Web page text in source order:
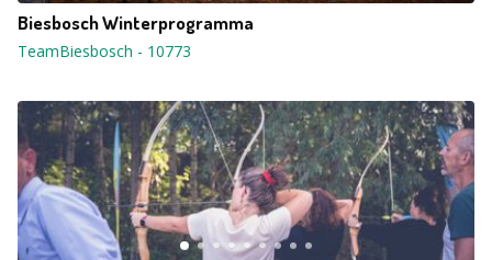
Biesbosch Winterprogramma
TeamBiesbosch - 10773